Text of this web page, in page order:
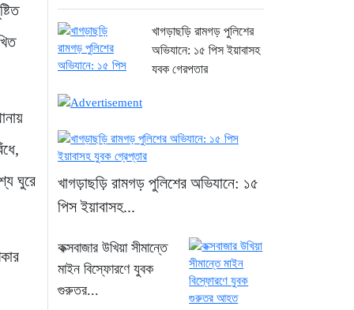
ঘুরে
খাগড়াছড়ি রামগড় পুলিশের
অভিযানে: ১৫ পিস ইয়াবাসহ
যুবক গ্রেপ্তার
কক্সবাজার উখিয়া সীমান্তে
গুরুতর আহত
জোরারগঞ্জ থানা পুলিশের
বিশেষ অভিযান কক্সবাজারের
পুরনো মাদক কারবারি
খাগড়াছড়ি রামগড় পুলিশের অভিযানে: ১৫
পিস ইয়াবাসহ...
কক্সবাজার উখিয়া সীমান্তে
মাইন বিস্ফোরণে যুবক
গুরুতর...